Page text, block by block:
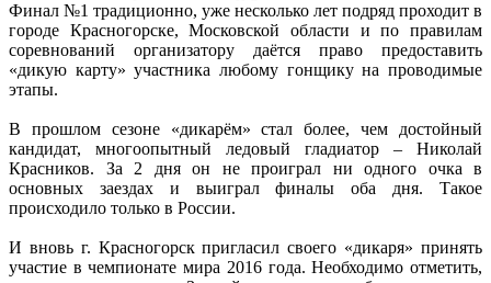
Финал №1 традиционно, уже несколько лет подряд проходит в
городе Красногорске, Московской области и по правилам
соревнований организатору даётся право предоставить
«дикую карту» участника любому гонщику на проводимые
этапы.
В прошлом сезоне «дикарём» стал более, чем достойный
кандидат, многоопытный ледовый гладиатор – Николай
Красников. За 2 дня он не проиграл ни одного очка в
основных заездах и выиграл финалы оба дня. Такое
происходило только в России.
И вновь г. Красногорск пригласил своего «дикаря» принять
участие в чемпионате мира 2016 года. Необходимо отметить,